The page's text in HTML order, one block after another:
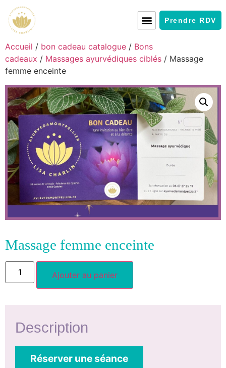
Prendre RDV
Accueil / bon cadeau catalogue / Bons
cadeaux / Massages ayurvédiques ciblés / Massage
femme enceinte
Massage femme enceinte
Ajouter au panier
Description
Réserver une séance